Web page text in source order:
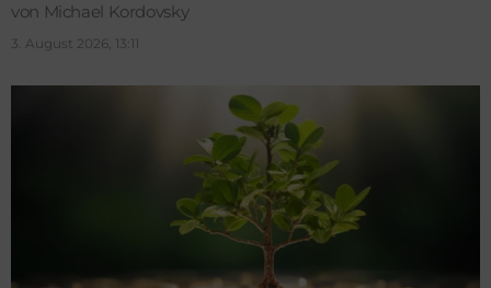
von Michael Kordovsky
3. August 2026, 13:11